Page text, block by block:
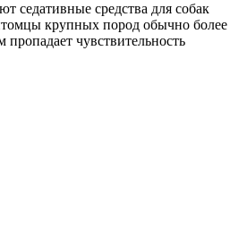
седативные средства для собак
крупных пород обычно более
чувствительность